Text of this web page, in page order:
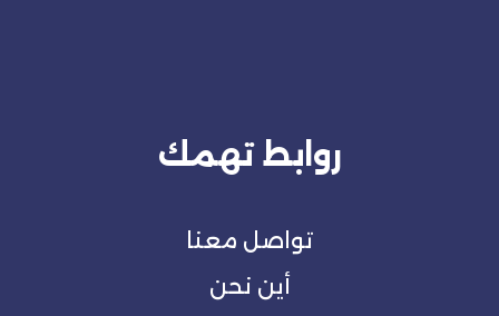
روابط تهمك
تواصل معنا
أين نحن